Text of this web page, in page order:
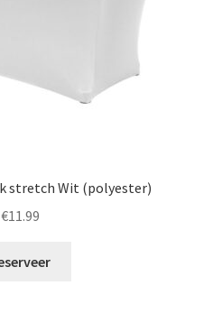
stretch Wit (polyester)
€11.99